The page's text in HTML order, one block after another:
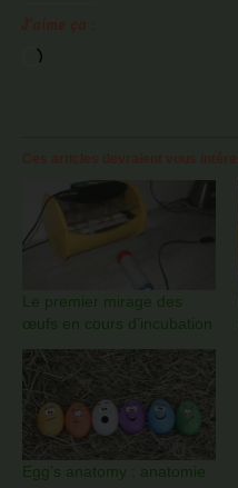
Chargement…
Le premier mirage des
œufs en cours d’incubation
Egg’s anatomy : anatomie